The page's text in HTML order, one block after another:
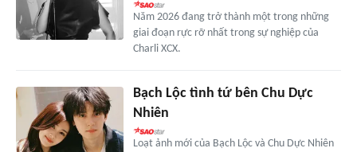
Năm 2026 đang trở thành một trong những
giai đoạn rực rỡ nhất trong sự nghiệp của
Charli XCX.
Bạch Lộc tình tứ bên Chu Dực
Nhiên
Loạt ảnh mới của Bạch Lộc và Chu Dực Nhiên